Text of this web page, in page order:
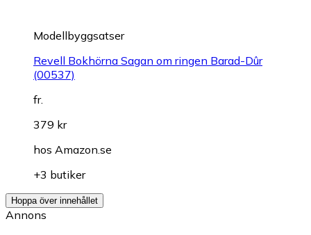
Modellbyggsatser
Revell Bokhörna Sagan om ringen Barad-Dûr
(00537)
fr.
379 kr
hos Amazon.se
+3 butiker
Hoppa över innehållet
Annons